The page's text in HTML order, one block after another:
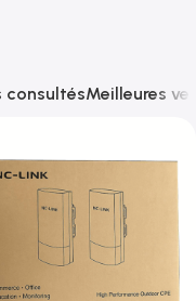
consultésMeilleures